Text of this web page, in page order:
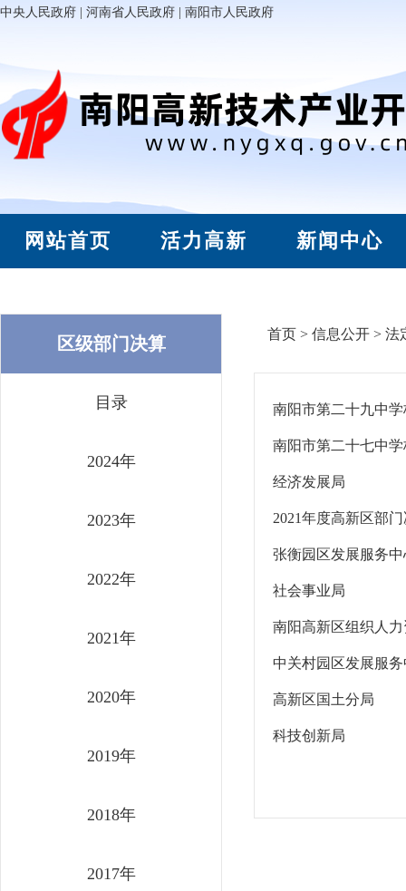
中央人民政府 河南省人民政府 南阳市人民政府
网站首页 活力高新 新闻中心
区级部门决算
目录
2024年
2023年
2022年
2021年
2020年
2019年
2018年
2017年
首页 > 信息公开 > 法
南阳市第二十九中学
南阳市第二十七中学
经济发展局
2021年度高新区部
张衡园区发展服务中
社会事业局
南阳高新区组织人
中关村园区发展服
高新区国土分局
科技创新局